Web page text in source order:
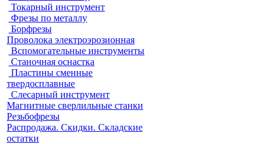
Токарный инструмент
Фрезы по металлу
Борфрезы
Проволока электроэрозионная
Вспомогательные инструменты
Станочная оснастка
Пластины сменные
твердосплавные
Слесарный инструмент
Магнитные сверлильные станки
Резьбофрезы
Распродажа. Скидки. Складские
остатки